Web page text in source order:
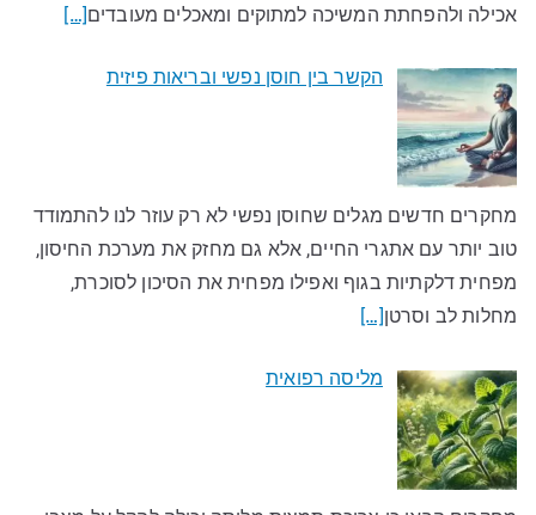
אכילה ולהפחתת המשיכה למתוקים ומאכלים מעובדים​[…]
הקשר בין חוסן נפשי ובריאות פיזית
מחקרים חדשים מגלים שחוסן נפשי לא רק עוזר לנו להתמודד
טוב יותר עם אתגרי החיים, אלא גם מחזק את מערכת החיסון,
מפחית דלקתיות בגוף ואפילו מפחית את הסיכון לסוכרת,
מחלות לב וסרטן[…]
מליסה רפואית